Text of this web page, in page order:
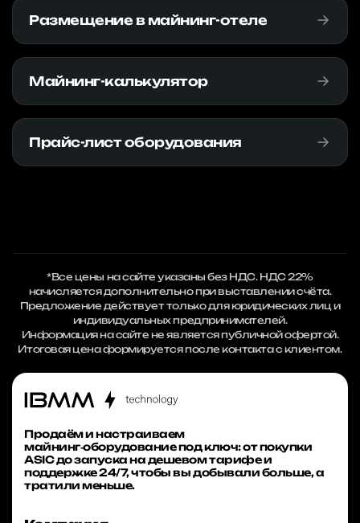
Размещение в майнинг-отеле
Майнинг-калькулятор
Прайс-лист оборудования
*Все цены на сайте указаны без НДС. НДС 22%
начисляется дополнительно при выставлении счёта.
Предложение действует только для юридических лиц и
индивидуальных предпринимателей.
Информация на сайте не является публичной офертой.
Итоговая цена формируется после контакта с клиентом.
Продаём и настраиваем
майнинг‑оборудование под ключ: от покупки
ASIC до запуска на дешевом тарифе и
поддержке 24/7, чтобы вы добывали больше, а
тратили меньше.